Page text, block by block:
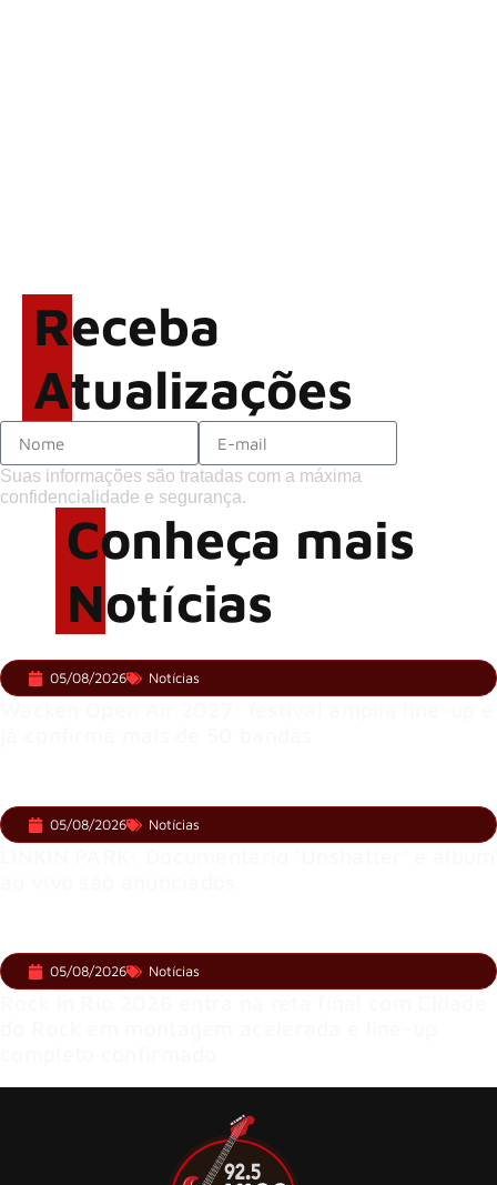
Receba
Atualizações
Suas informações são tratadas com a máxima
confidencialidade e segurança.
Conheça mais
Notícias
05/08/2026 Notícias
05/08/2026 Notícias
05/08/2026 Notícias